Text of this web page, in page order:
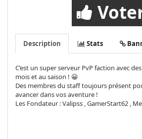
Description Stats
C’est un super serveur PvP faction avec
mois et au saison ! 😀
Des membres du staff toujours présent
avancer dans vos aventure !
Les Fondateur : Valipss , GamerStart62 ,